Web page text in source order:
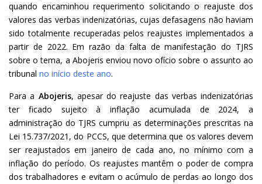
quando encaminhou requerimento solicitando o reajuste dos
valores das verbas indenizatórias, cujas defasagens não haviam
sido totalmente recuperadas pelos reajustes implementados a
partir de 2022. Em razão da falta de manifestação do TJRS
sobre o tema, a Abojeris enviou novo ofício sobre o assunto ao
tribunal no início deste ano.
Para a Abojeris, apesar do reajuste das verbas indenizatórias
ter ficado sujeito à inflação acumulada de 2024, a
administração do TJRS cumpriu as determinações prescritas na
Lei 15.737/2021, do PCCS, que determina que os valores devem
ser reajustados em janeiro de cada ano, no mínimo com a
inflação do período. Os reajustes mantêm o poder de compra
dos trabalhadores e evitam o acúmulo de perdas ao longo dos